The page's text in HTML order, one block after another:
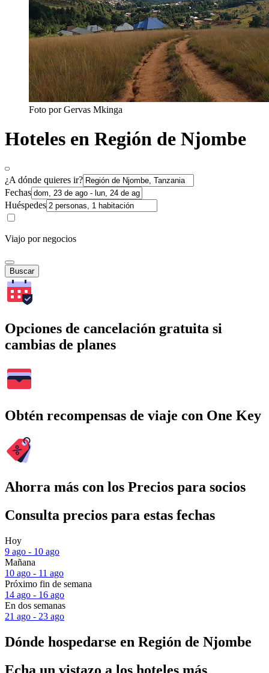
Foto por ‎‎Gervas Mkinga
Hoteles en Región de Njombe
¿A dónde quieres ir?
Fechas
Huéspedes
Viajo por negocios
Buscar
Opciones de cancelación gratuita si
cambias de planes
Obtén recompensas de viaje con One Key
Ahorra más con los Precios para socios
Consulta precios para estas fechas
Hoy
9 ago - 10 ago
Mañana
10 ago - 11 ago
Próximo fin de semana
14 ago - 16 ago
En dos semanas
21 ago - 23 ago
Dónde hospedarse en Región de Njombe